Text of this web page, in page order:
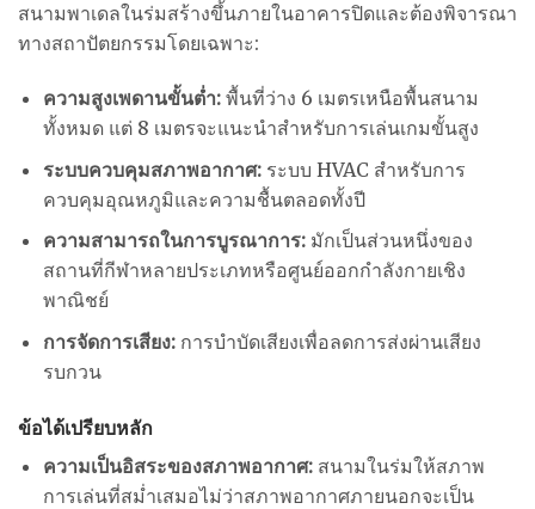
สนามพาเดลในร่มสร้างขึ้นภายในอาคารปิดและต้องพิจารณา
ทางสถาปัตยกรรมโดยเฉพาะ:
ความสูงเพดานขั้นต่ำ:พื้นที่ว่าง 6 เมตรเหนือพื้นสนาม
ทั้งหมด แต่ 8 เมตรจะแนะนำสำหรับการเล่นเกมขั้นสูง
ระบบควบคุมสภาพอากาศ:ระบบ HVAC สำหรับการ
ควบคุมอุณหภูมิและความชื้นตลอดทั้งปี
ความสามารถในการบูรณาการ:มักเป็นส่วนหนึ่งของ
สถานที่กีฬาหลายประเภทหรือศูนย์ออกกำลังกายเชิง
พาณิชย์
การจัดการเสียง:การบำบัดเสียงเพื่อลดการส่งผ่านเสียง
รบกวน
ข้อได้เปรียบหลัก
ความเป็นอิสระของสภาพอากาศ:สนามในร่มให้สภาพ
การเล่นที่สม่ำเสมอไม่ว่าสภาพอากาศภายนอกจะเป็น